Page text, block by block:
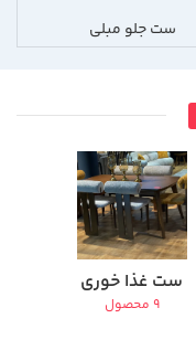
ست جلو مبلی
ست غذا خوری
9 محصول